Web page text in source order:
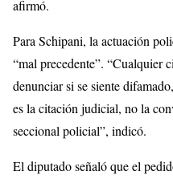
afirmó.
Para Schipani, la actuación
“mal precedente”. “Cualquier
denunciar si se siente
es la citación judicial, no la
seccional policial”, indicó.
El diputado señaló que el